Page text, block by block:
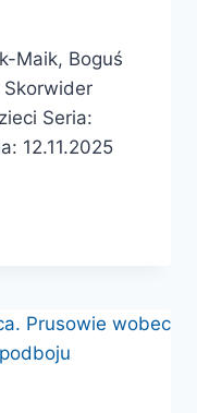
Maik, Boguś
Seria:
12.11.2025